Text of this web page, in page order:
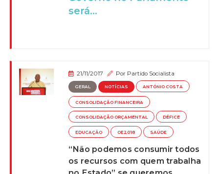
será...
21/11/2017 Por Partido Socialista
GERAL NOTÍCIAS ANTÓNIO COSTA
CONSOLIDAÇÃO FINANCEIRA
CONSOLIDAÇÃO ORÇAMENTAL DÉFICE
EDUCAÇÃO OE2018 SAÚDE
“Não podemos consumir todos
os recursos com quem trabalha